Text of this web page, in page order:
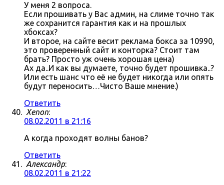
У меня 2 вопроса.
Если прошивать у Вас админ, на слиме точно так
же сохранится гарантия как и на прошлых
хбоксах?
И второе, на сайте весит реклама бокса за 10990,
это проверенный сайт и конторка? Стоит там
брать? Просто уж очень хорошая цена)
Ах да..И как вы думаете, точно будет прошивка..?
Или есть шанс что её не будет никогда или опять
будут переносить…Чисто Ваше мнение.)
Ответить
Xenon:
08.02.2011 в 21:16
А когда проходят волны банов?
Ответить
Александр:
08.02.2011 в 21:22